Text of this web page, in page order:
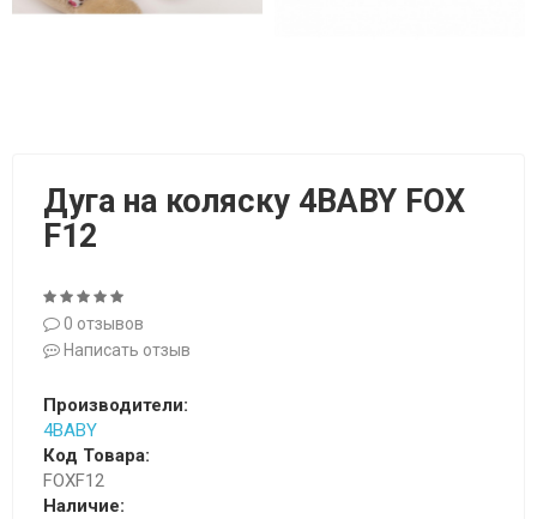
Дуга на коляску 4BABY FOX
F12
0 отзывов
Написать отзыв
Производители:
4BABY
Код Товара:
FOXF12
Наличие: